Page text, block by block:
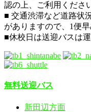
認の上、ご利用くださ
■ 交通渋滞など道路状
がありますので、1便
■休校日は送迎バスは運
無料送迎バス
新田辺方面